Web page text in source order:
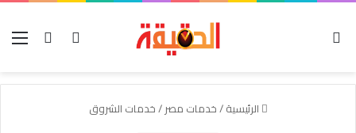
بحث عنتسجيل
الرئيسية/خدمات مصر/خدمات الشروق